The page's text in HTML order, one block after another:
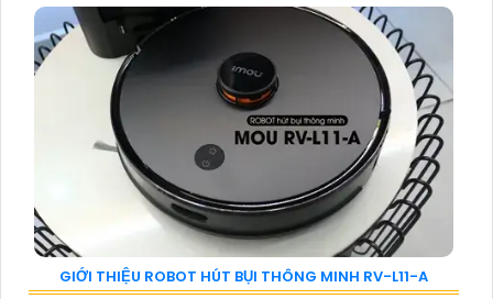
GIỚI THIỆU ROBOT HÚT BỤI THÔNG MINH RV-L11-A